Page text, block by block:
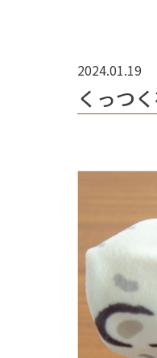
2024.01.19
くっつ